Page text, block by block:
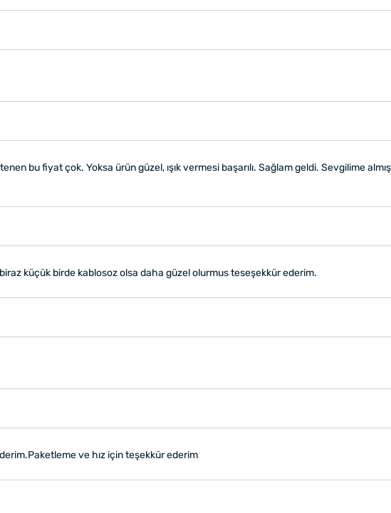
bu fiyat çok. Yoksa ürün güzel, ışık vermesi başarılı. Sağlam geldi. Sevgilime
küçük birde kablosoz olsa daha güzel olurmus teseşekkür ederim.
ve hız için teşekkür ederim